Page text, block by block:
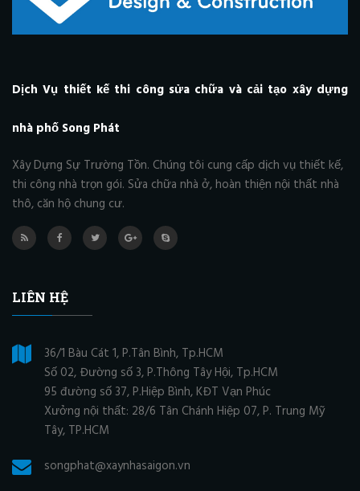
Dịch Vụ thiết kế thi công sửa chữa và cải tạo xây dựng
nhà phố Song Phát
Xây Dựng Sự Trường Tồn. Chúng tôi cung cấp dịch vụ thiết kế,
thi công nhà trọn gói. Sửa chữa nhà ở, hoàn thiện nội thất nhà
thô, căn hộ chung cư.
LIÊN HỆ
36/1 Bàu Cát 1, P.Tân Bình, Tp.HCM
Số 02, Đường số 3, P.Thông Tây Hội, Tp.HCM
95 đường số 37, P.Hiệp Bình, KĐT Vạn Phúc
Xưởng nội thất: 28/6 Tân Chánh Hiệp 07, P. Trung Mỹ
Tây, TP.HCM
songphat@xaynhasaigon.vn